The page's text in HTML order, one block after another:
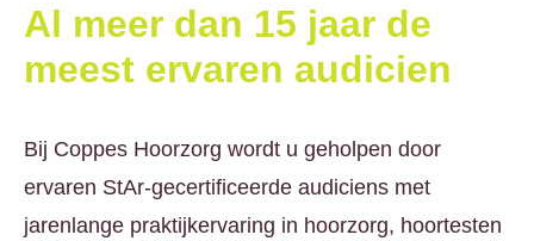
Al meer dan 15 jaar de
meest ervaren audicien
Bij Coppes Hoorzorg wordt u geholpen door
ervaren StAr-gecertificeerde audiciens met
jarenlange praktijkervaring in hoorzorg, hoortesten